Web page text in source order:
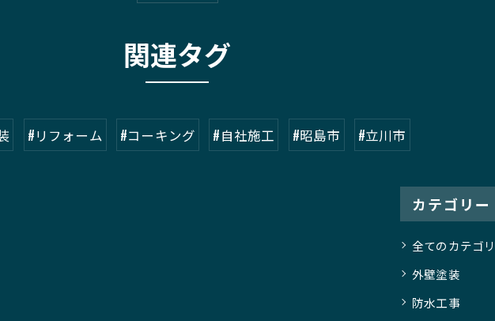
関連タグ
#リフォーム #コーキング #自社施工 #昭島市 #立川市
カテゴリー
全てのカテゴ
外壁塗装
防水工事